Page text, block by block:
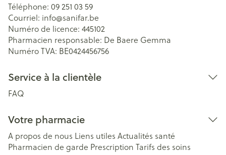
Téléphone: 09 251 03 59
Courriel: info@sanifar.be
Numéro de licence: 445102
Pharmacien responsable: De Baere Gemma
Numéro TVA: BE0424456756
Service à la clientèle
FAQ
Votre pharmacie
A propos de nous Liens utiles Actualités santé
Pharmacien de garde Prescription Tarifs des soins